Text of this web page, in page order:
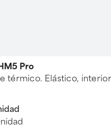
Pro
térmico. Elástico, interior